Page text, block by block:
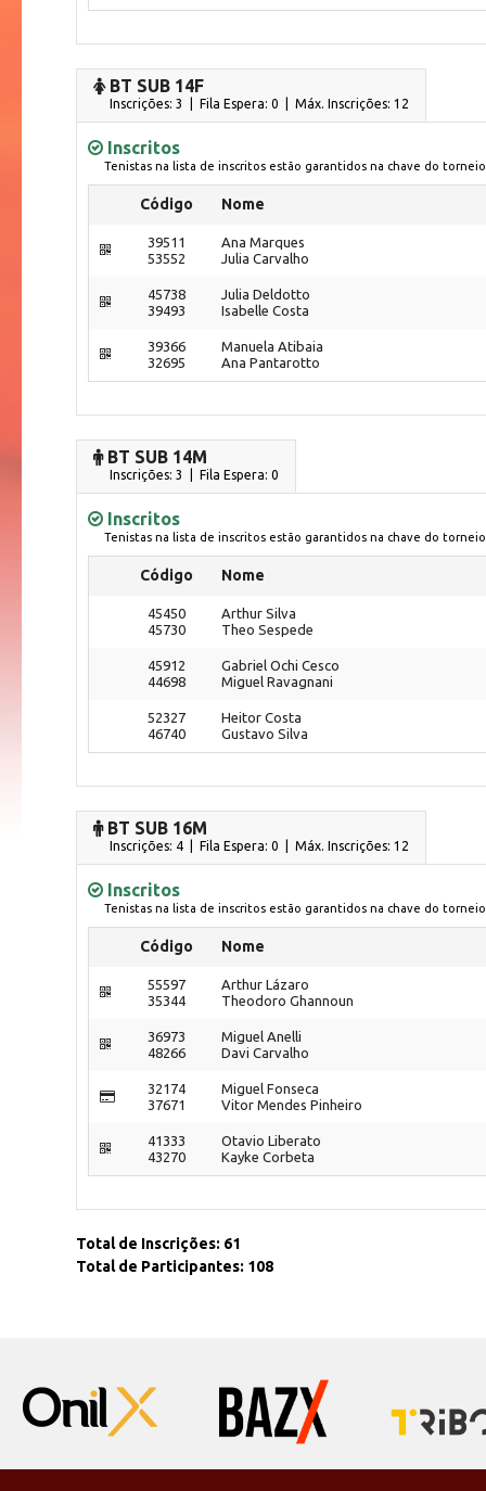
BT SUB 14F
Inscrições: 3 | Fila Espera: 0 | Máx. Inscrições: 12
Inscritos
Tenistas na lista de inscritos estão garantidos na chave do torneio
Código Nome
39511
53552
Ana Marques
Julia Carvalho
45738
39493
Julia Deldotto
Isabelle Costa
39366
32695
Manuela Atibaia
Ana Pantarotto
BT SUB 14M
Inscrições: 3 | Fila Espera: 0
Inscritos
Tenistas na lista de inscritos estão garantidos na chave do torneio
Código Nome
45450
45730
Arthur Silva
Theo Sespede
45912
44698
Gabriel Ochi Cesco
Miguel Ravagnani
52327
46740
Heitor Costa
Gustavo Silva
BT SUB 16M
Inscrições: 4 | Fila Espera: 0 | Máx. Inscrições: 12
Inscritos
Tenistas na lista de inscritos estão garantidos na chave do torneio
Código Nome
55597
35344
Arthur Lázaro
Theodoro Ghannoun
36973
48266
Miguel Anelli
Davi Carvalho
32174
37671
Miguel Fonseca
Vitor Mendes Pinheiro
41333
43270
Otavio Liberato
Kayke Corbeta
Total de Inscrições: 61
Total de Participantes: 108